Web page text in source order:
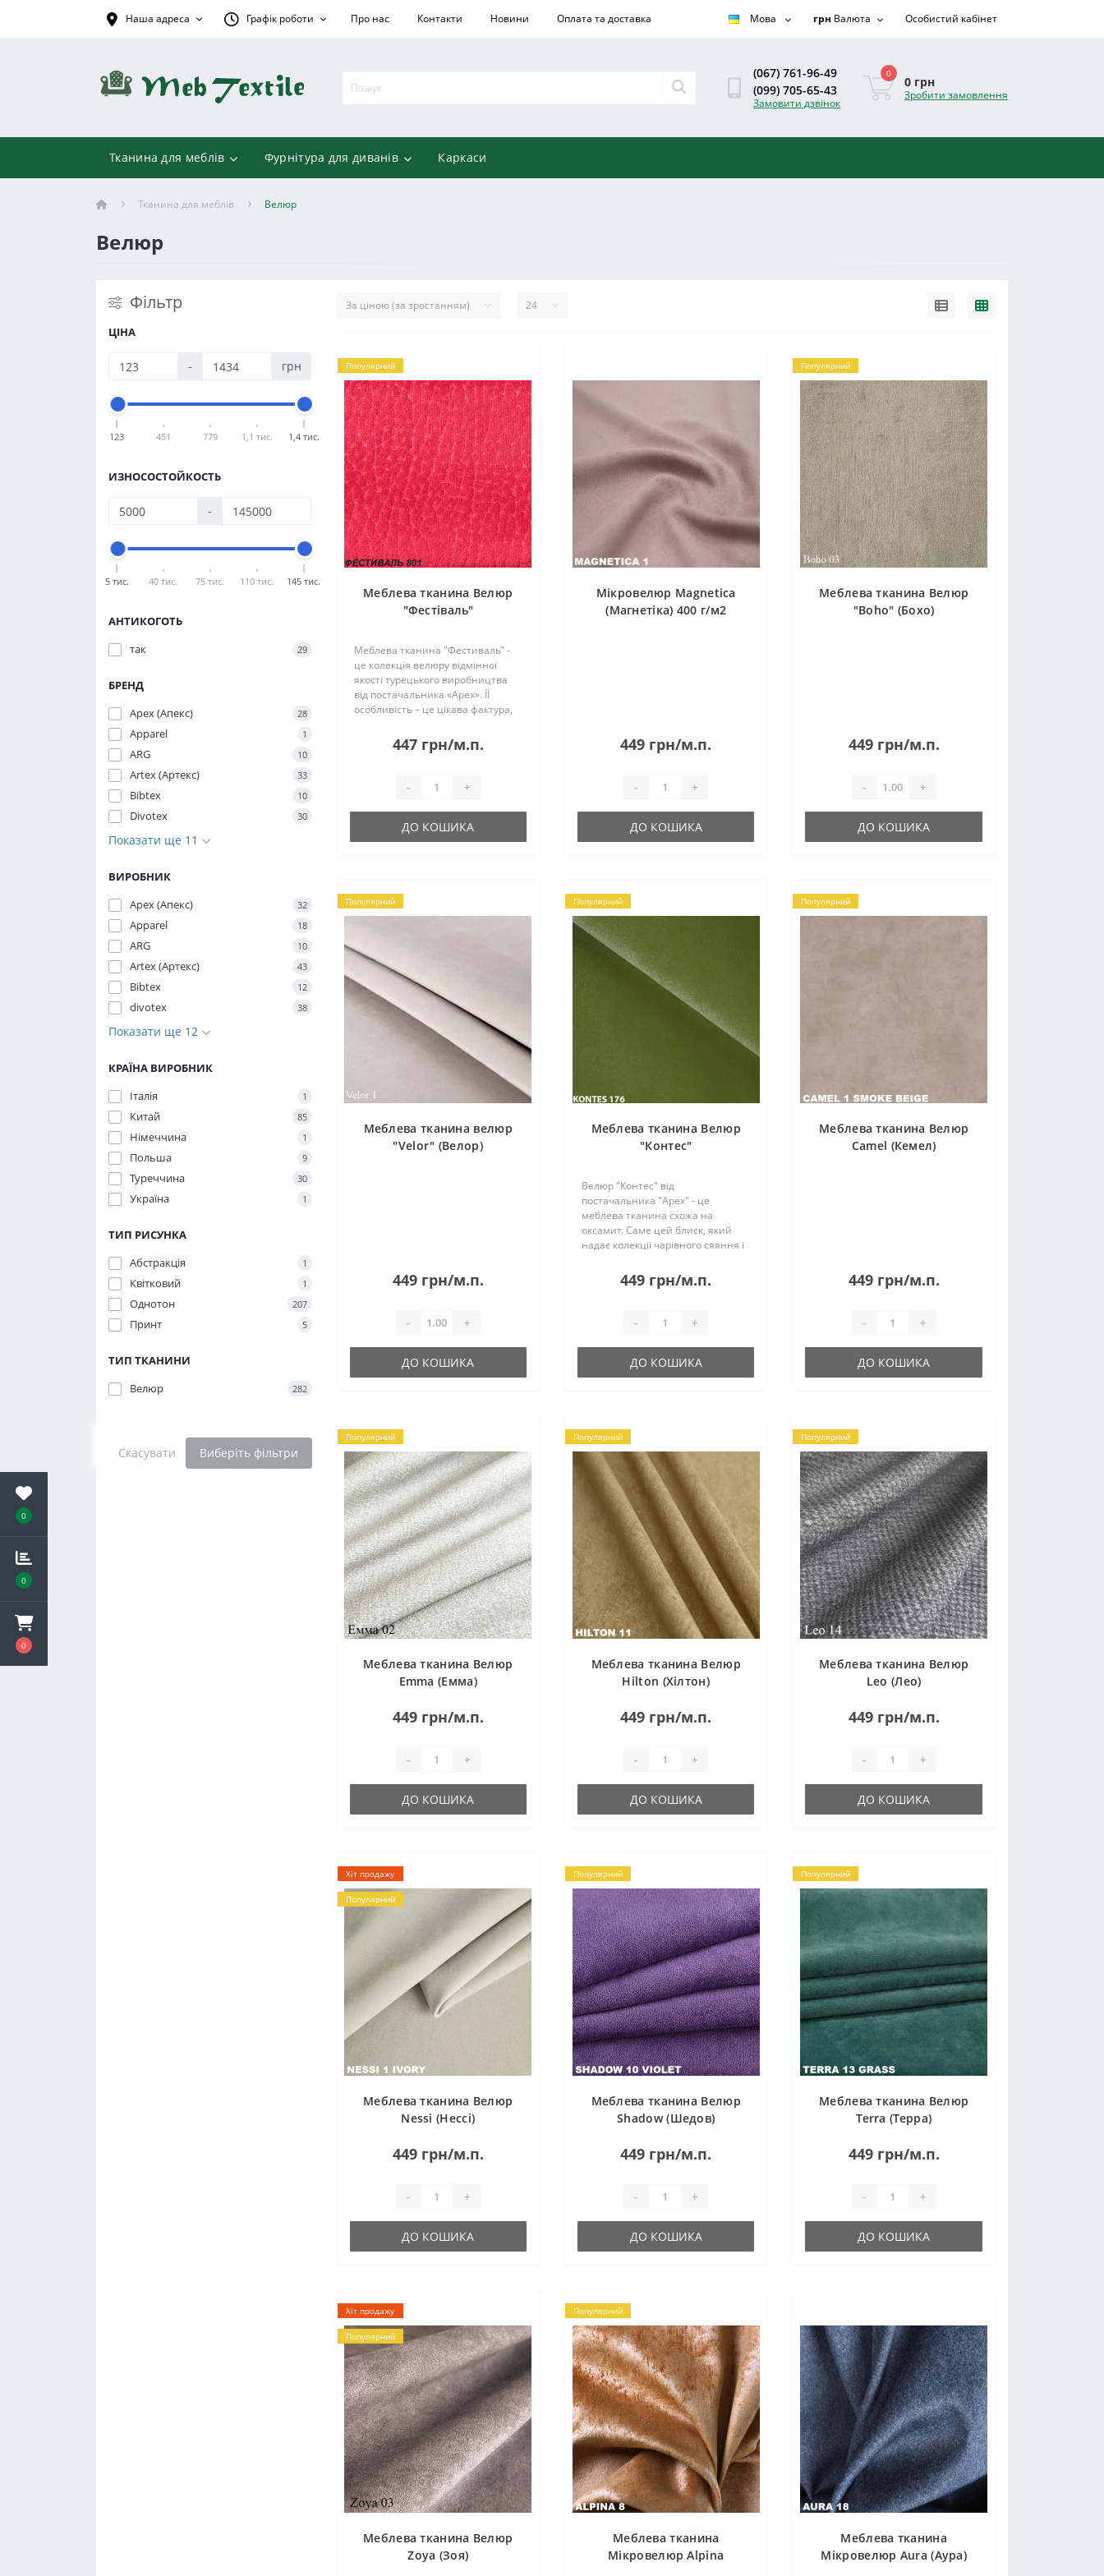
0
0
0
Наша адреса Графік роботи Про нас Контакти Новини Оплата та доставка Мова грн Валюта Особистий кабінет
(067) 761-96-49
(099) 705-65-43
Замовити дзвінок
0
0 грн
Зробити замовлення
Тканина для меблів Фурнітура для диванів Каркаси
Тканина для меблів Велюр
Велюр
Фільтр
ЦІНА
- грн
123 451 779 1,1 тис. 1,4 тис.
ИЗНОСОСТОЙКОСТЬ
-
5 тис. 40 тис. 75 тис. 110 тис. 145 тис.
АНТИКОГОТЬ
так
29
БРЕНД
Apex (Апекс)
28
Apparel 1
ARG 10
Artex (Артекс) 33
Bibtex 10
Divotex 30
Показати ще 11
ВИРОБНИК
Apex (Апекс)
32
Apparel 18
ARG 10
Artex (Артекс) 43
Bibtex 12
divotex 38
Показати ще 12
КРАЇНА ВИРОБНИК
Італія
1
Китай 85
Німеччина 1
Польша 9
Туреччина 30
Україна 1
ТИП РИСУНКА
Абстракція
1
Квітковий 1
Однотон 207
Принт 5
ТИП ТКАНИНИ
Велюр
282
Скасувати Виберіть фільтри
Популярний
Меблева тканина Велюр
"Фестіваль"
Меблева тканина "Фестиваль" -
це колекція велюру відмінної
якості турецького виробництва
від постачальника «Apex». ЇЇ
особливість – це цікава фактура,
тиснення, як у шкіри, завдяки
цьому вироби набувають
447 грн/м.п.
- +
ДО КОШИКА
Мікровелюр Magnetica
(Магнетіка) 400 г/м2
449 грн/м.п.
- +
ДО КОШИКА
Популярний
Меблева тканина Велюр
"Boho" (Бохо)
449 грн/м.п.
- +
ДО КОШИКА
Популярний
Меблева тканина велюр
"Velor" (Велор)
449 грн/м.п.
- +
ДО КОШИКА
Популярний
Меблева тканина Велюр
"Контес"
Велюр "Контес" від
постачальника "Apex" - це
меблева тканина схожа на
оксамит. Саме цей блиск, який
надає колекції чарівного сяяння і
оббивці виходять стильними і
притягують погляд. Тканина має
449 грн/м.п.
- +
ДО КОШИКА
Популярний
Меблева тканина Велюр
Camel (Кемел)
449 грн/м.п.
- +
ДО КОШИКА
Популярний
Меблева тканина Велюр
Emma (Емма)
449 грн/м.п.
- +
ДО КОШИКА
Популярний
Меблева тканина Велюр
Hilton (Хілтон)
449 грн/м.п.
- +
ДО КОШИКА
Популярний
Меблева тканина Велюр
Leo (Лео)
449 грн/м.п.
- +
ДО КОШИКА
Хіт продажу
Популярний
Меблева тканина Велюр
Nessi (Нессі)
449 грн/м.п.
- +
ДО КОШИКА
Популярний
Меблева тканина Велюр
Shadow (Шедов)
449 грн/м.п.
- +
ДО КОШИКА
Популярний
Меблева тканина Велюр
Terra (Терра)
449 грн/м.п.
- +
ДО КОШИКА
Хіт продажу
Популярний
Меблева тканина Велюр
Zoya (Зоя)
Популярний
Меблева тканина
Мікровелюр Alpina
Меблева тканина
Мікровелюр Aura (Аура)